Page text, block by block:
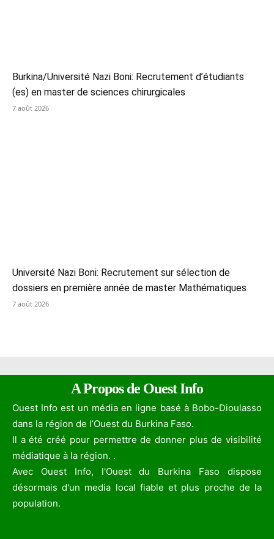
Burkina/Université Nazi Boni: Recrutement d’étudiants
(es) en master de sciences chirurgicales
7 août 2026
Université Nazi Boni: Recrutement sur sélection de
dossiers en première année de master Mathématiques
7 août 2026
A Propos de Ouest Info
Ouest Info est un média en ligne basé à Bobo-Dioulasso
dans la région de l’Ouest du Burkina Faso.
Il a été créé pour permettre de donner plus de visibilité
médiatique à la région. .
Avec Ouest Info, l'Ouest du Burkina Faso dispose
désormais d'un media local fiable et plus proche de la
population.